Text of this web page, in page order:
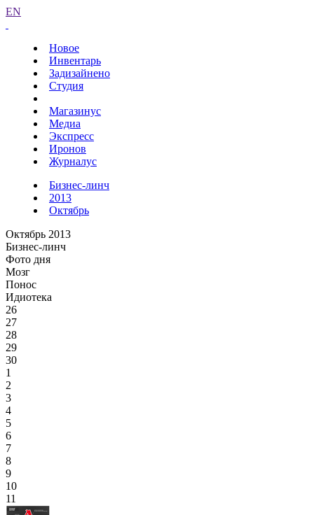
EN
Новое
Инвентарь
Задизайнено
Студия
Магазинус
Медиа
Экспресс
Иронов
Журналус
Бизнес-линч
2013
Октябрь
Октябрь 2013
Бизнес-линч
Фото дня
Мозг
Понос
Идиотека
26
27
28
29
30
1
2
3
4
5
6
7
8
9
10
11